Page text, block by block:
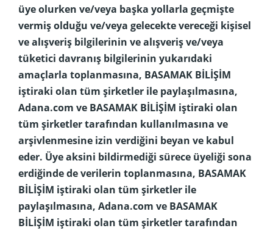
üye olurken ve/veya başka yollarla geçmişte
vermiş olduğu ve/veya gelecekte vereceği kişisel
ve alışveriş bilgilerinin ve alışveriş ve/veya
tüketici davranış bilgilerinin yukarıdaki
amaçlarla toplanmasına, BASAMAK BİLİŞİM
iştiraki olan tüm şirketler ile paylaşılmasına,
Adana.com ve BASAMAK BİLİŞİM iştiraki olan
tüm şirketler tarafından kullanılmasına ve
arşivlenmesine izin verdiğini beyan ve kabul
eder. Üye aksini bildirmediği sürece üyeliği sona
erdiğinde de verilerin toplanmasına, BASAMAK
BİLİŞİM iştiraki olan tüm şirketler ile
paylaşılmasına, Adana.com ve BASAMAK
BİLİŞİM iştiraki olan tüm şirketler tarafından